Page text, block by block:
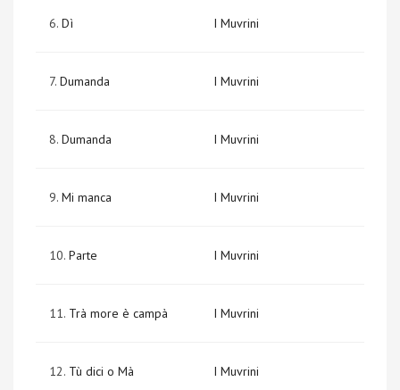
6. Dì I Muvrini
7. Dumanda I Muvrini
8. Dumanda I Muvrini
9. Mi manca I Muvrini
10. Parte I Muvrini
11. Trà more è campà I Muvrini
12. Tù dici o Mà I Muvrini